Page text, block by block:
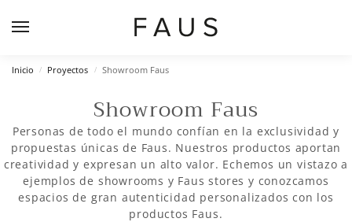
Inicio / Proyectos / Showroom Faus
Showroom Faus
Personas de todo el mundo confían en la exclusividad y
propuestas únicas de Faus. Nuestros productos aportan
creatividad y expresan un alto valor. Echemos un vistazo a
ejemplos de showrooms y Faus stores y conozcamos
espacios de gran autenticidad personalizados con los
productos Faus.